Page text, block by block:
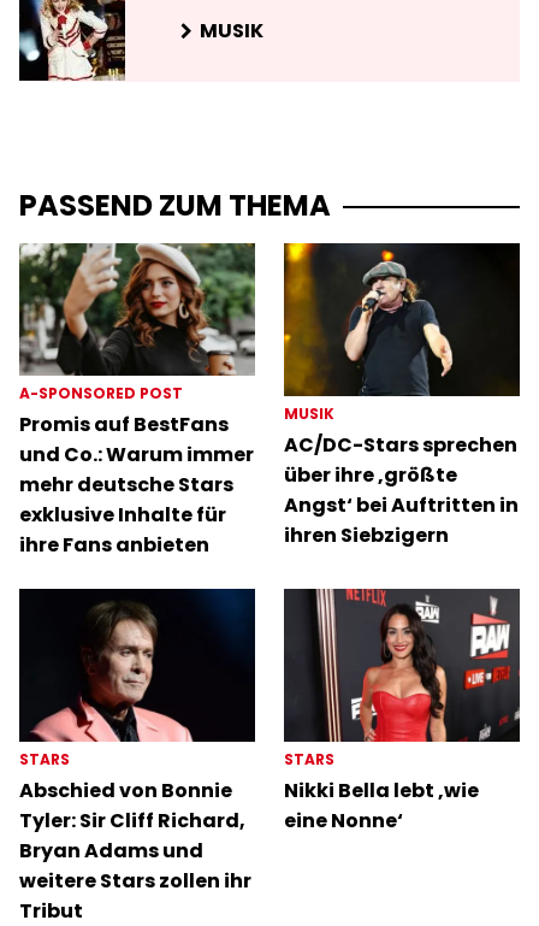
MUSIK
PASSEND ZUM THEMA
A-SPONSORED POST
Promis auf BestFans
und Co.: Warum immer
mehr deutsche Stars
exklusive Inhalte für
ihre Fans anbieten
MUSIK
AC/DC-Stars sprechen
über ihre ‚größte
Angst‘ bei Auftritten in
ihren Siebzigern
STARS
Abschied von Bonnie
Tyler: Sir Cliff Richard,
Bryan Adams und
weitere Stars zollen ihr
Tribut
STARS
Nikki Bella lebt ‚wie
eine Nonne‘